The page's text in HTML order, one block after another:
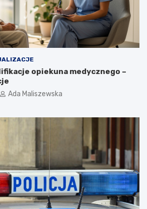
opiekuna medycznego –
Ada Maliszewska